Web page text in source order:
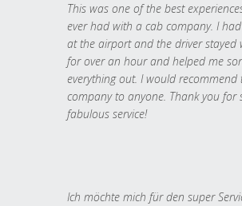
This was one of the best
ever had with a cab company. I
at the airport and the driver stayed
for over an hour and helped me
everything out. I would recommend
company to anyone. Thank you for
fabulous service!
Ich möchte mich für den super